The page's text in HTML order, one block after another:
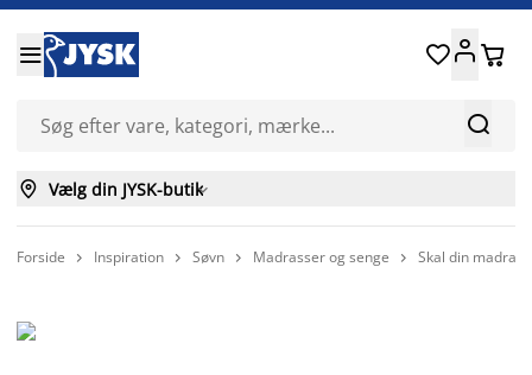


 
 Vælg din JYSK-butik
Forside  Inspiration  Søvn  Madrasser og senge  Skal din madras